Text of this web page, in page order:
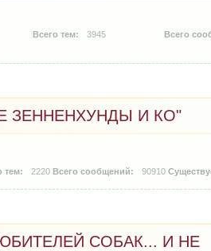
3945
ЗЕННЕНХУНДЫ И КО"
2220 90910
СОБАК... И НЕ